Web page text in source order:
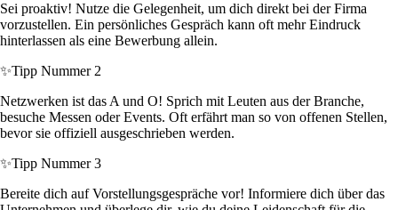
Sei proaktiv! Nutze die Gelegenheit, um dich direkt bei der Firma
vorzustellen. Ein persönliches Gespräch kann oft mehr Eindruck
hinterlassen als eine Bewerbung allein.
✨Tipp Nummer 2
Netzwerken ist das A und O! Sprich mit Leuten aus der Branche,
besuche Messen oder Events. Oft erfährt man so von offenen Stellen,
bevor sie offiziell ausgeschrieben werden.
✨Tipp Nummer 3
Bereite dich auf Vorstellungsgespräche vor! Informiere dich über das